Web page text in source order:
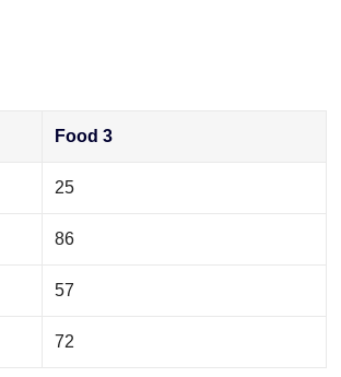
Food 3
25
86
57
72